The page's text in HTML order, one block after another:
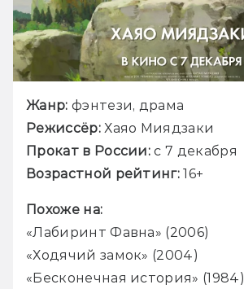
Жанр:
Режиссёр:
Прокат в России:
Возрастной рейтинг:
«Лабиринт Фавна» (2006)
«Ходячий замок» (2004)
«Бесконечная история» (1984)